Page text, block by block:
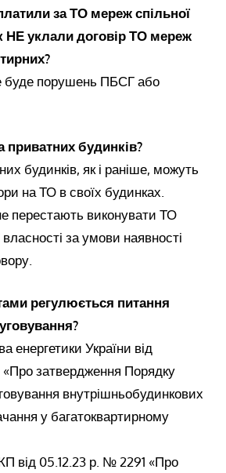
за ТО мереж спільної
НЕ уклали договір ТО мереж
буде порушень ПБСГ або
приватних будинків?
будинків, як і раніше, можуть
на ТО в своїх будинках.
перестають виконувати ТО
за умови наявності
регулюється питання
енергетики України від
затвердження Порядку
внутрішньобудинкових
у багатоквартирному
від 05.12.23 р. № 2291 «Про